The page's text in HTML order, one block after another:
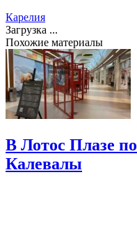
Карелия
Загрузка ...
Похожие материалы
В Лотос Плазе
Калевалы